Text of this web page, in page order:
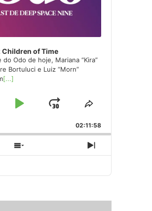
Children of Time
Odo de hoje, Mariana “Kira”
Bortuluci e Luiz “Morn”
[...]
Play
Jump
Forward
Share
Episode
02:11:58
Show
Episodes
Next
Episode